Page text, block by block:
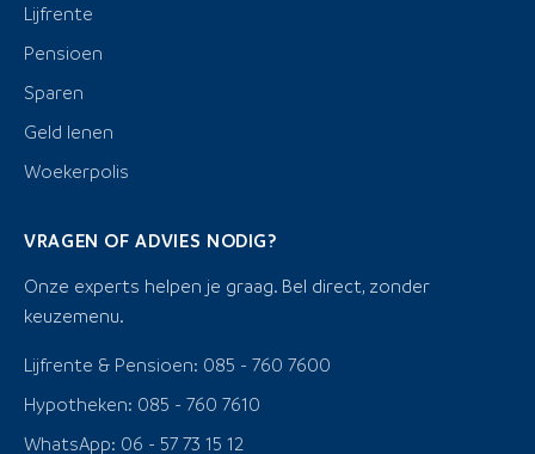
Lijfrente
Pensioen
Sparen
Geld lenen
Woekerpolis
VRAGEN OF ADVIES NODIG?
Onze experts helpen je graag. Bel direct, zonder
keuzemenu.
Lijfrente & Pensioen: 085 - 760 7600
Hypotheken: 085 - 760 7610
WhatsApp: 06 - 57 73 15 12